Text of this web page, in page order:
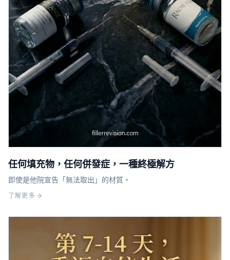
任何填充物，任何併發症，一種終極解方
即使是他院宣告「無法取出」的材質。
了解更多